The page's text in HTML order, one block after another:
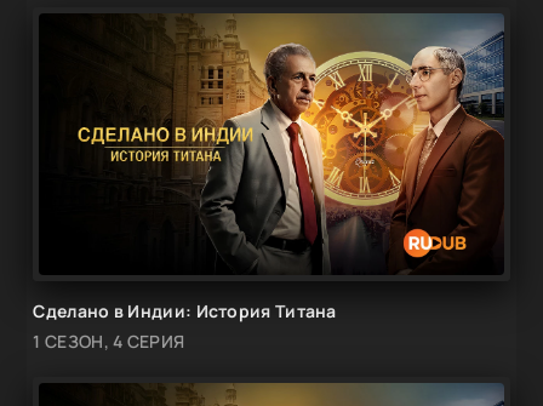
Сделано в Индии: История Титана
1 СЕЗОН, 4 СЕРИЯ